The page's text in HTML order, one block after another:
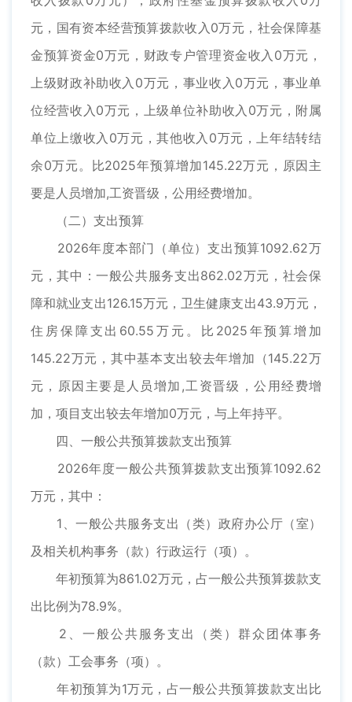
元，国有资本经营预算拨款收入0万元，社会保障基
金预算资金0万元，财政专户管理资金收入0万元，
上级财政补助收入0万元，事业收入0万元，事业单
位经营收入0万元，上级单位补助收入0万元，附属
单位上缴收入0万元，其他收入0万元，上年结转结
余0万元。比2025年预算增加145.22万元，原因主
要是人员增加,工资晋级，公用经费增加。
（二）支出预算
2026年度本部门（单位）支出预算1092.62万
元，其中：一般公共服务支出862.02万元，社会保
障和就业支出126.15万元，卫生健康支出43.9万元，
住房保障支出60.55万元。比2025年预算增加
145.22万元，其中基本支出较去年增加（145.22万
元，原因主要是人员增加,工资晋级，公用经费增
加，项目支出较去年增加0万元，与上年持平。
四、一般公共预算拨款支出预算
2026年度一般公共预算拨款支出预算1092.62
万元，其中：
1、一般公共服务支出（类）政府办公厅（室）
及相关机构事务（款）行政运行（项）。
年初预算为861.02万元，占一般公共预算拨款支
出比例为78.9%。
2、一般公共服务支出（类）群众团体事务
（款）工会事务（项）。
年初预算为1万元，占一般公共预算拨款支出比